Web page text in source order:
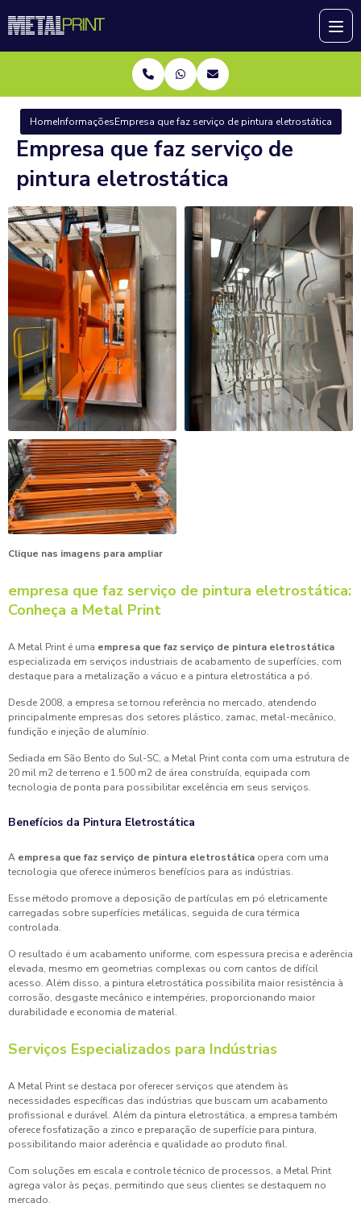
HomeInformaçõesEmpresa que faz serviço de pintura eletrostática
Empresa que faz serviço de
pintura eletrostática
Clique nas imagens para ampliar
empresa que faz serviço de pintura eletrostática:
Conheça a Metal Print
A Metal Print é uma empresa que faz serviço de pintura eletrostática
especializada em serviços industriais de acabamento de superfícies, com
destaque para a metalização a vácuo e a pintura eletrostática a pó.
Desde 2008, a empresa se tornou referência no mercado, atendendo
principalmente empresas dos setores plástico, zamac, metal-mecânico,
fundição e injeção de alumínio.
Sediada em São Bento do Sul-SC, a Metal Print conta com uma estrutura de
20 mil m2 de terreno e 1.500 m2 de área construída, equipada com
tecnologia de ponta para possibilitar excelência em seus serviços.
Benefícios da Pintura Eletrostática
A empresa que faz serviço de pintura eletrostática opera com uma
tecnologia que oferece inúmeros benefícios para as indústrias.
Esse método promove a deposição de partículas em pó eletricamente
carregadas sobre superfícies metálicas, seguida de cura térmica
controlada.
O resultado é um acabamento uniforme, com espessura precisa e aderência
elevada, mesmo em geometrias complexas ou com cantos de difícil
acesso. Além disso, a pintura eletrostática possibilita maior resistência à
corrosão, desgaste mecânico e intempéries, proporcionando maior
durabilidade e economia de material.
Serviços Especializados para Indústrias
A Metal Print se destaca por oferecer serviços que atendem às
necessidades específicas das indústrias que buscam um acabamento
profissional e durável. Além da pintura eletrostática, a empresa também
oferece fosfatização a zinco e preparação de superfície para pintura,
possibilitando maior aderência e qualidade ao produto final.
Com soluções em escala e controle técnico de processos, a Metal Print
agrega valor às peças, permitindo que seus clientes se destaquem no
mercado.